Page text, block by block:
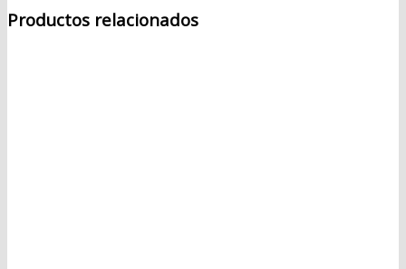
Productos relacionados